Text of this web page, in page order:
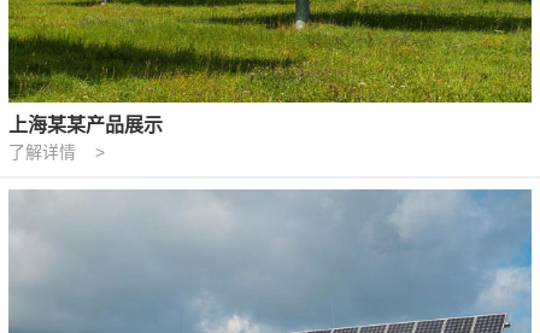
上海某某产品展示
了解详情 >